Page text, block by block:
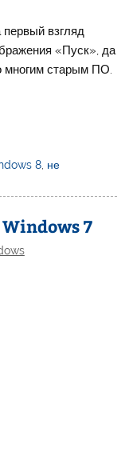
взгляд
«Пуск», да
многим старым ПО.
8 не
Windows 7